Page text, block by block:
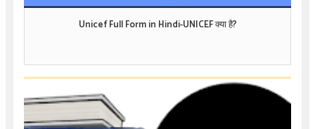
Unicef Full Form in Hindi-UNICEF क्या है?